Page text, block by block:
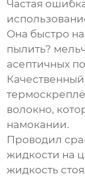
Частая
Она быстро
пылить?
асептичных
волокно,
намокании.
Проводил
жидкости на
жидкость